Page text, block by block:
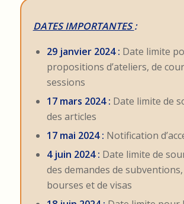
DATES IMPORTANTES:
29 janvier 2024 : Date limite
propositions d’ateliers, de
sessions
17 mars 2024 : Date limite de
des articles
17 mai 2024 : Notification
4 juin 2024 : Date limite de
des demandes de
bourses et de visas